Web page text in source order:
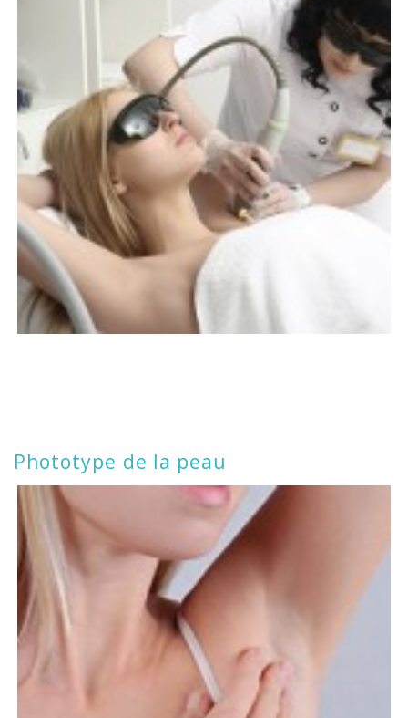
Phototype de la peau